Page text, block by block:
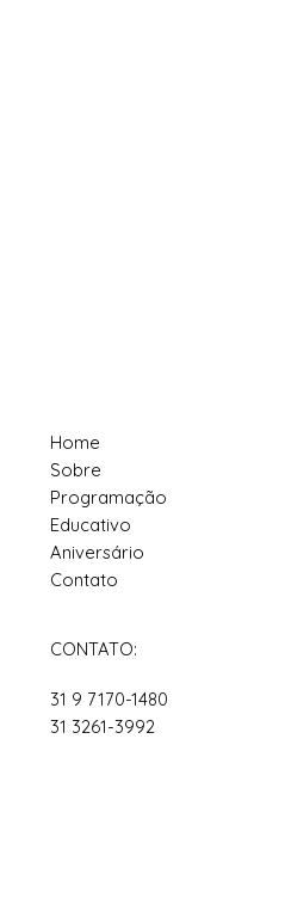
Home
Sobre
Programação
Educativo
Aniversário
Contato
CONTATO:
31 9 7170-1480
31 3261-3992